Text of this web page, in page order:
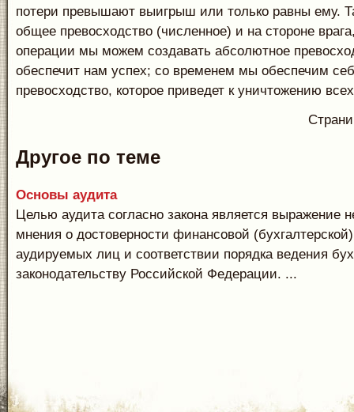
потери превышают выигрыш или только равны ему.
общее превосходство (численное) и на стороне
операции мы можем создавать абсолютное
обеспечит нам успех; со временем мы обеспечим
превосходство, которое приведет к уничтожению
Другое по теме
Основы аудита
Целью аудита согласно закона является выражение
мнения о достоверности финансовой
аудируемых лиц и соответствии порядка ведения
законодательству Российской Федерации. ...